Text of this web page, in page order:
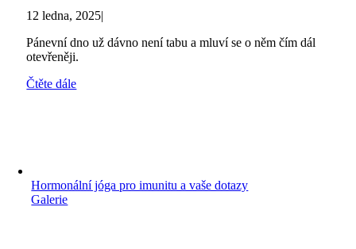
12 ledna, 2025|
Pánevní dno už dávno není tabu a mluví se o něm čím dál
otevřeněji.
Čtěte dále
Hormonální jóga pro imunitu a vaše dotazy
Galerie